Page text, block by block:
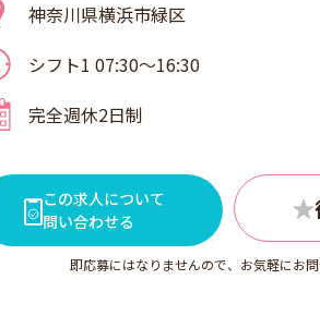
神奈川県横浜市緑区
シフト1 07:30～16:30
シフト3 09:00～18:00
その他時間帯もございますので詳し
合わせください。
完全週休2日制
この求人について
問い合わせる
即応募にはなりませんので、お気軽にお